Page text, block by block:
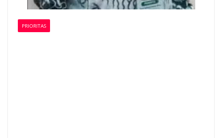
PRIORITAS